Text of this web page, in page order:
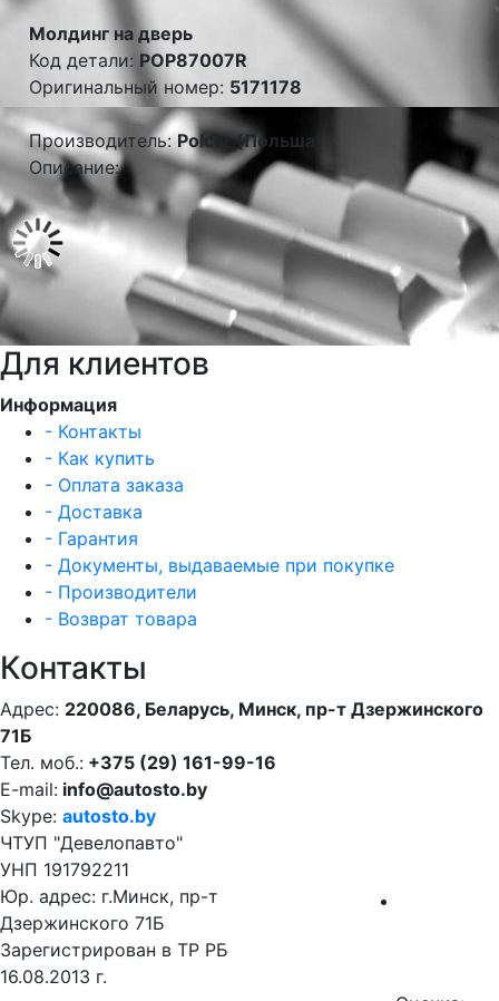
Молдинг на дверь
Код детали: POP87007R
Оригинальный номер: 5171178
Производитель:Polcar (Польша)
Описание:
Для клиентов
Информация
- Контакты
- Как купить
- Оплата заказа
- Доставка
- Гарантия
- Документы, выдаваемые при покупке
- Производители
- Возврат товара
Контакты
Адрес: 220086, Беларусь, Минск, пр-т Дзержинского
71Б
Тел. моб.: +375 (29) 161-99-16
E-mail: info@autosto.by
Skype: autosto.by
ЧТУП "Девелопавто"
УНП 191792211
Юр. адрес: г.Минск, пр-т
Дзержинского 71Б
Зарегистрирован в ТР РБ
16.08.2013 г.